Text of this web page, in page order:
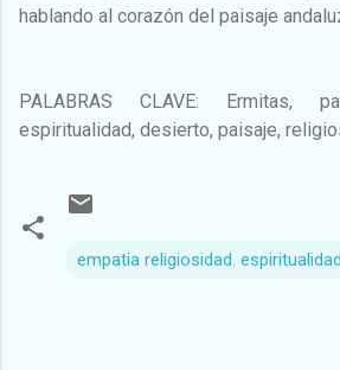
hablando al corazón del paisaje
PALABRAS CLAVE: Ermitas,
espiritualidad, desierto, paisaje,
empatia religiosidad. espiritualidad